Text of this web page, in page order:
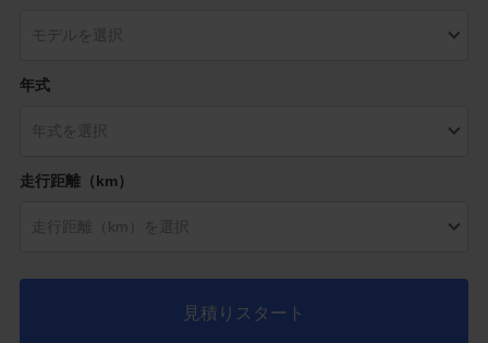
年式
走行距離（km）
見積りスタート